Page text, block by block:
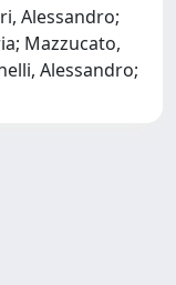
Alessandro;
Mazzucato,
Alessandro;